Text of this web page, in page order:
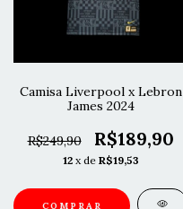
Camisa Liverpool x Lebron
James 2024
R$249,90 R$189,90
12 x de R$19,53
COMPRAR